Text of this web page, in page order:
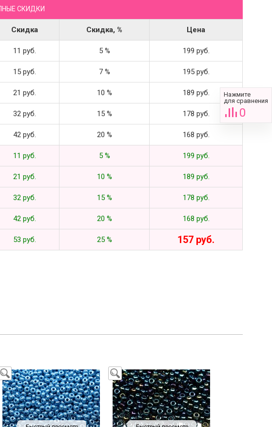
СКИДКИ
Скидка Скидка, % Цена
11 руб. 5 % 199 руб.
15 руб. 7 % 195 руб.
21 руб. 10 % 189 руб.
32 руб. 15 % 178 руб.
42 руб. 20 % 168 руб.
11 руб. 5 % 199 руб.
21 руб. 10 % 189 руб.
32 руб. 15 % 178 руб.
42 руб. 20 % 168 руб.
53 руб. 25 % 157 руб.
Нажмите
для сравнения
0